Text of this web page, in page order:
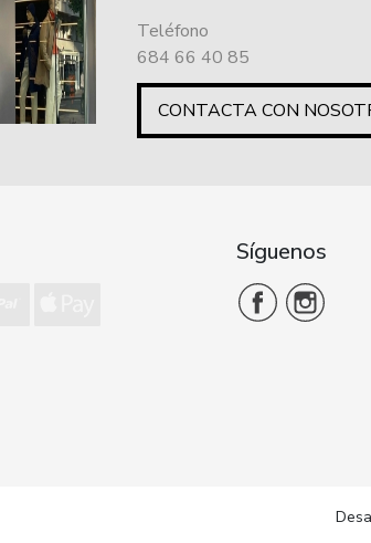
Teléfono
684 66 40 85
CONTACTA CON
Síguenos